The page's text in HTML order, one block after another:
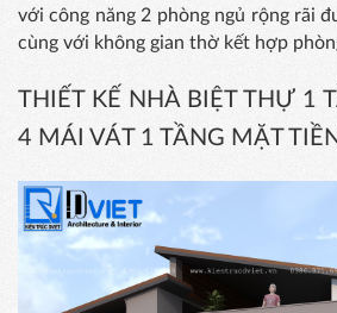
với công năng 2 phòng ngủ rộng rãi
cùng với không gian thờ kết hợp
THIẾT KẾ NHÀ BIỆT THỰ 1
4 MÁI VÁT 1 TẦNG MẶT